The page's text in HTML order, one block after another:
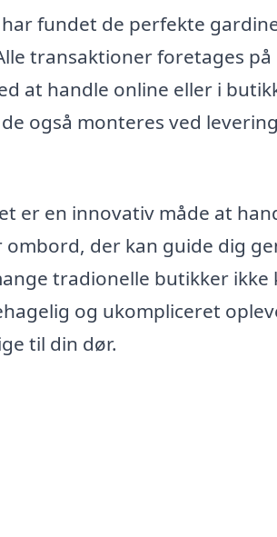
fundet de perfekte
transaktioner foretages på
at handle online eller i
også monteres ved
er en innovativ måde at
der kan guide dig
tradionelle butikker ikke
og ukompliceret
til din dør.